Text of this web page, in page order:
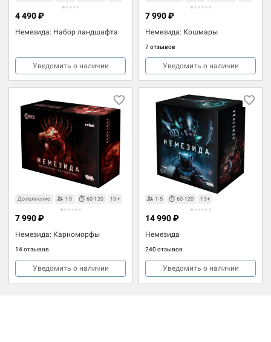
Немезида: Набор ландшафта
4 490 ₽
Уведомить о наличии
Немезида: Кошмары
7 отзывов
7 990 ₽
Уведомить о наличии
Дополнение 1-5 60-120 13+
Немезида: Карноморфы
14 отзывов
7 990 ₽
Уведомить о наличии
1-5 60-120 13+
Немезида
240 отзывов
14 990 ₽
Уведомить о наличии